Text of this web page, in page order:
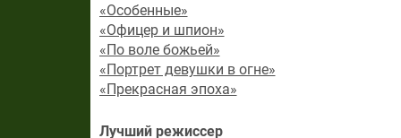
«Особенные»
«Офицер и шпион»
«По воле божьей»
«Портрет девушки в огне»
«Прекрасная эпоха»
Лучший режиссер